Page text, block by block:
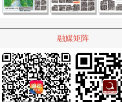
融媒矩阵